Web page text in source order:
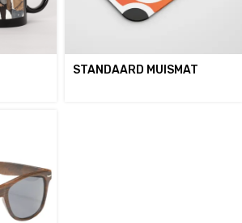
STANDAARD MUISMAT